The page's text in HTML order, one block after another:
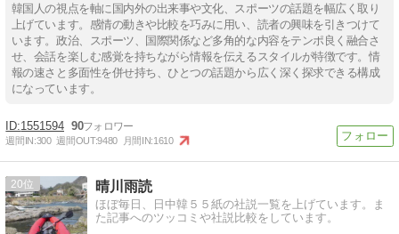
韓国人の視点を軸に国内外の出来事や文化、スポーツの話題を幅広く取り
上げています。感情の動きや比較を巧みに用い、読者の興味を引きつけて
います。政治、スポーツ、国際関係など多角的な内容をテンポ良く融合さ
せ、会話を楽しむ感覚を持ちながら情報を伝えるスタイルが特徴です。情
報の速さと多面性を併せ持ち、ひとつの話題から広く深く探求できる構成
になっています。
1551594 90
週間IN:300 週間OUT:9480 月間IN:1610
20 晴川雨読
ほぼ毎日、日中韓５５紙の社説一覧を上げています。ま
た記事へのツッコミや社説比較をしています。